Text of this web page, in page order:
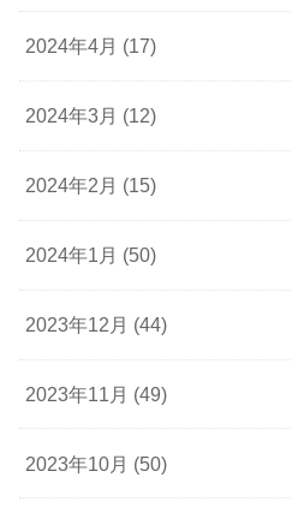
2024年4月 (17)
2024年3月 (12)
2024年2月 (15)
2024年1月 (50)
2023年12月 (44)
2023年11月 (49)
2023年10月 (50)